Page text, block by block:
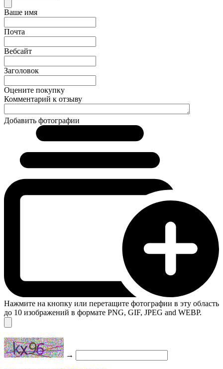
Ваше имя
Почта
Вебсайт
Заголовок
Оцените покупку
Комментарий к отзыву
Добавить фотографии
Нажмите на кнопку или перетащите фотографии в эту область
до 10 изображений в формате PNG, GIF, JPEG and WEBP.
→